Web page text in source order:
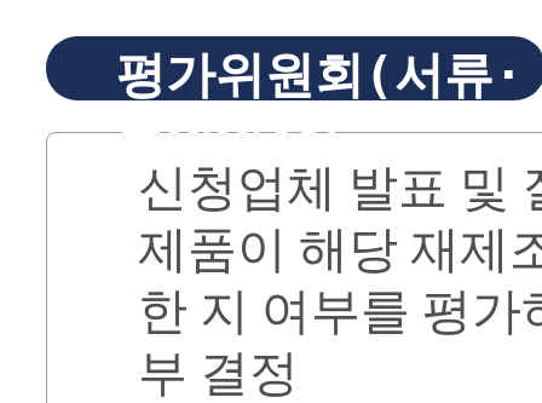
평가위원회(서류·
면접심사)
신청업체 발표 및
제품이 해당 재제
한 지 여부를 평
부 결정